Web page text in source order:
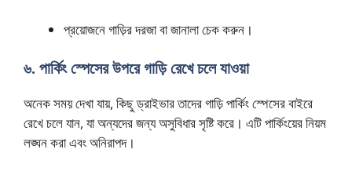
প্রয়োজনে গাড়ির দরজা বা জানালা চেক করুন।
৬. পার্কিং স্পেসের উপরে গাড়ি রেখে চলে যাওয়া
অনেক সময় দেখা যায়, কিছু ড্রাইভার তাদের গাড়ি পার্কিং স্পেসের বাইরে
রেখে চলে যান, যা অন্যদের জন্য অসুবিধার সৃষ্টি করে। এটি পার্কিংয়ের নিয়ম
লঙ্ঘন করা এবং অনিরাপদ।